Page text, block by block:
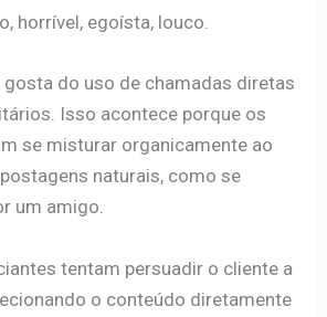
horrível, egoísta, louco.
do uso de chamadas diretas
Isso acontece porque os
se misturar organicamente ao
naturais, como se
um amigo.
tentam persuadir o cliente a
o conteúdo diretamente